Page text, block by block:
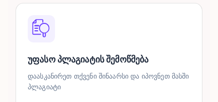
უფასო პლაგიატის შემოწმება
დაასკანირეთ თქვენი შინაარსი და იპოვნეთ მასში
პლაგიატი